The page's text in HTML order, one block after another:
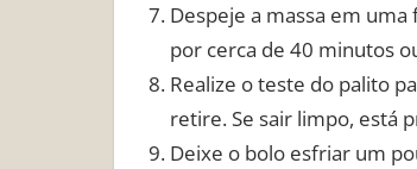
Despeje a massa em
por cerca de 40 minutos
Realize o teste do palito
retire. Se sair limpo, está
Deixe o bolo esfriar um